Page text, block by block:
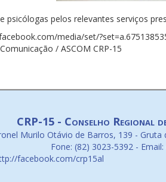
psicólogas pelos relevantes serviços
media/set/
/ ASCOM CRP-15
CRP-15 - Conselho Regional
Murilo Otávio de Barros, 139 - Gruta
Fone: (82) 3023-5392 -
facebook.com/crp15al